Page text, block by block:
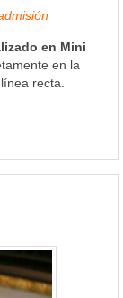
en Mini
en la
recta.